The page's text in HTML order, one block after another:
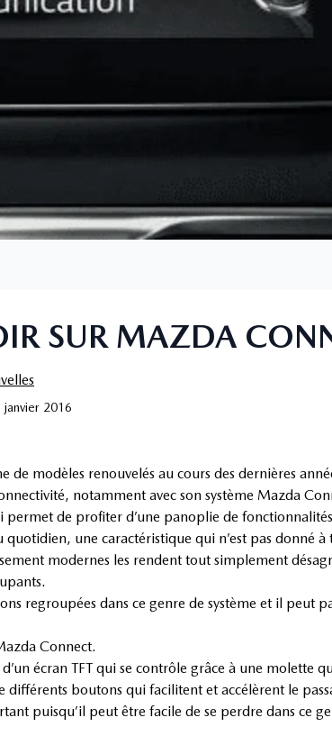
SUR MAZDA
janvier 2016
modèles renouvelés au cours des dernières
notamment avec son système Mazda
permet de profiter d’une panoplie de
une caractéristique qui n’est pas donné à
modernes les rendent tout simplement
regroupées dans ce genre de système et il peut
Connect.
écran TFT qui se contrôle grâce à une molette
boutons qui facilitent et accélèrent le
puisqu’il peut être facile de se perdre dans ce